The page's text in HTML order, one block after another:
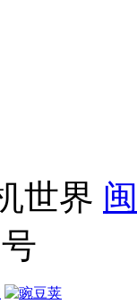
世界